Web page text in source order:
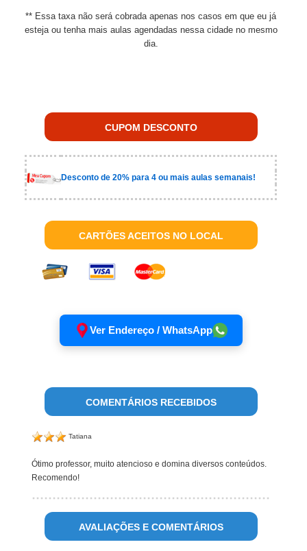
** Essa taxa não será cobrada apenas nos casos em que eu já
esteja ou tenha mais aulas agendadas nessa cidade no mesmo
dia.
CUPOM DESCONTO
Desconto de 20% para 4 ou mais aulas semanais!
CARTÕES ACEITOS NO LOCAL
Ver Endereço / WhatsApp
COMENTÁRIOS RECEBIDOS
Tatiana
Ótimo professor, muito atencioso e domina diversos conteúdos.
Recomendo!
AVALIAÇÕES E COMENTÁRIOS